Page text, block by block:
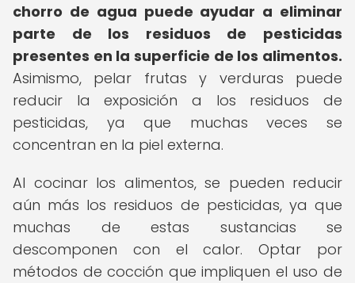
chorro de agua puede ayudar a eliminar
parte de los residuos de pesticidas
presentes en la superficie de los alimentos.
Asimismo, pelar frutas y verduras puede
reducir la exposición a los residuos de
pesticidas, ya que muchas veces se
concentran en la piel externa.
Al cocinar los alimentos, se pueden reducir
aún más los residuos de pesticidas, ya que
muchas de estas sustancias se
descomponen con el calor. Optar por
métodos de cocción que impliquen el uso de